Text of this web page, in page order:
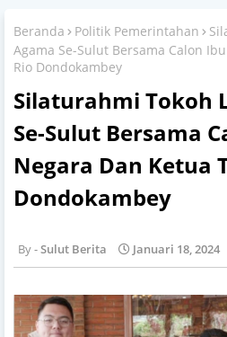
Beranda Politik Pemerintahan
Agama Se-Sulut Bersama Calon
Rio Dondokambey
Silaturahmi Tokoh
Se-Sulut Bersama
Negara Dan Ketua
Dondokambey
Sulut Berita Januari 18, 2024